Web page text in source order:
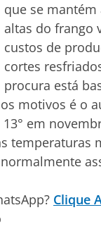
que se
altas do frango
custos de
cortes
procura está
motivos é o
em
temperaturas
Clique